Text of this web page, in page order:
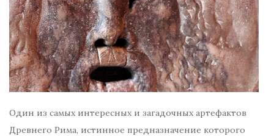
Один из самых интересных и загадочных артефактов
Древнего Рима, истинное предназначение которого